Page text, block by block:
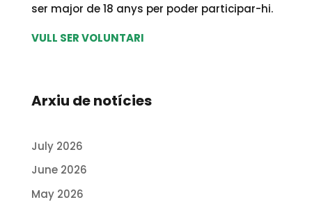
ser major de 18 anys per poder participar-hi.
VULL SER VOLUNTARI
Arxiu de notícies
July 2026
June 2026
May 2026